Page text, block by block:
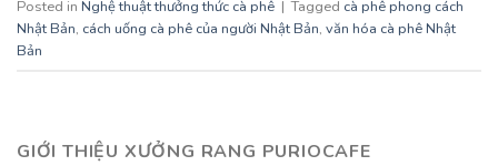
Posted in Nghệ thuật thưởng thức cà phê | Tagged cà phê phong cách
Nhật Bản, cách uống cà phê của người Nhật Bản, văn hóa cà phê Nhật
Bản
GIỚI THIỆU XƯỞNG RANG PURIOCAFE